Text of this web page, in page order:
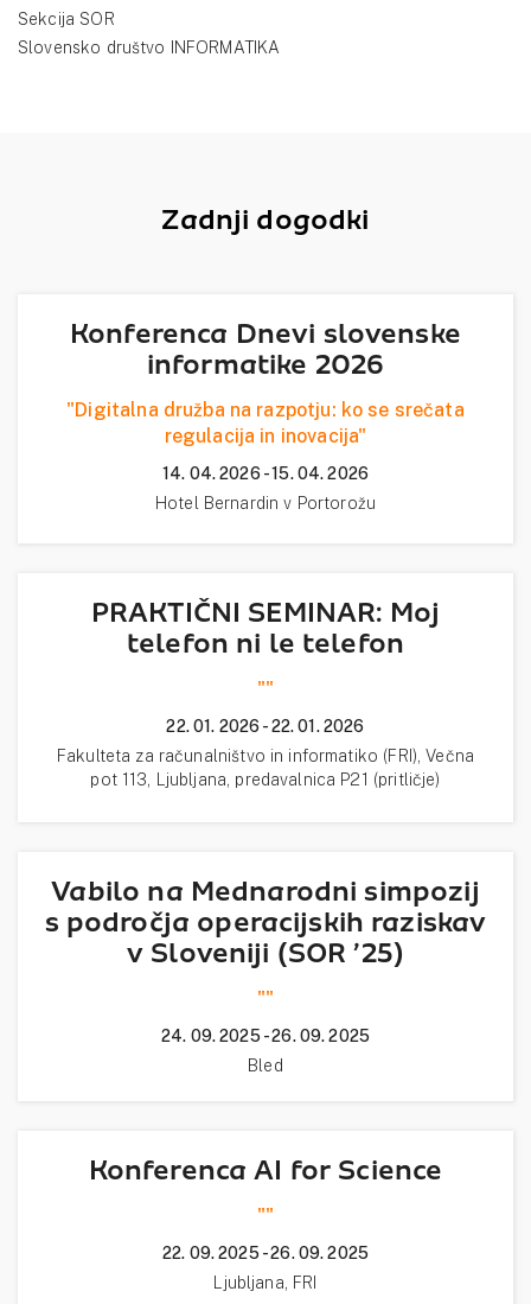
Sekcija SOR
Slovensko društvo INFORMATIKA
Zadnji dogodki
Konferenca Dnevi slovenske
informatike 2026
"Digitalna družba na razpotju: ko se srečata
regulacija in inovacija"
14. 04. 2026 - 15. 04. 2026
Hotel Bernardin v Portorožu
PRAKTIČNI SEMINAR: Moj
telefon ni le telefon
""
22. 01. 2026 - 22. 01. 2026
Fakulteta za računalništvo in informatiko (FRI), Večna
pot 113, Ljubljana, predavalnica P21 (pritličje)
Vabilo na Mednarodni simpozij
s področja operacijskih raziskav
v Sloveniji (SOR ’25)
""
24. 09. 2025 - 26. 09. 2025
Bled
Konferenca AI for Science
""
22. 09. 2025 - 26. 09. 2025
Ljubljana, FRI